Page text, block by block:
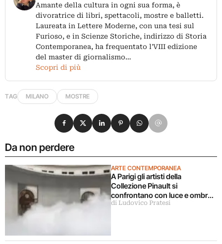
Amante della cultura in ogni sua forma, è
divoratrice di libri, spettacoli, mostre e balletti.
Laureata in Lettere Moderne, con una tesi sul
Furioso, e in Scienze Storiche, indirizzo di Storia
Contemporanea, ha frequentato l'VIII edizione
del master di giornalismo…
Scopri di più
TAG MILANO MOSTRE
Da non perdere
ARTE CONTEMPORANEA
A Parigi gli artisti della
Collezione Pinault si
confrontano con luce e ombra
in una grande mostra
di Ludovico Pratesi
Condividi su Facebook
Condividi su X
Condividi su LinkedIn
Condividi su Pinterest
Condividi su WhatsApp
Condividi su Email